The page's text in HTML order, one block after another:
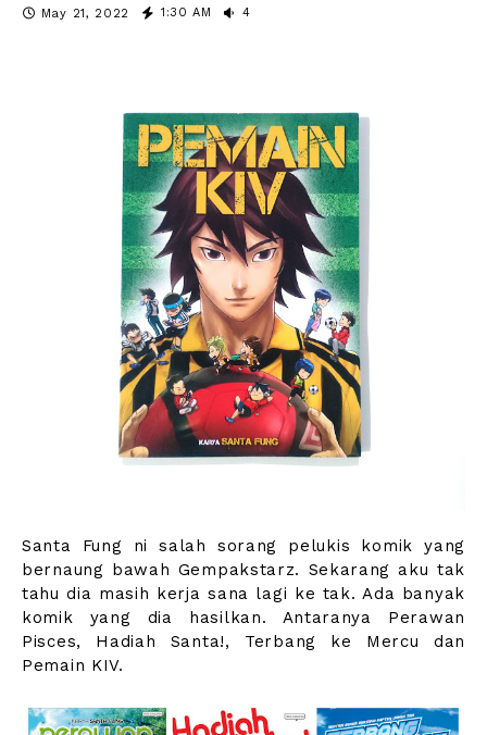
May 21, 2022 1:30 AM 4
Santa Fung ni salah sorang pelukis komik yang
bernaung bawah Gempakstarz. Sekarang aku tak
tahu dia masih kerja sana lagi ke tak. Ada banyak
komik yang dia hasilkan. Antaranya Perawan
Pisces, Hadiah Santa!, Terbang ke Mercu dan
Pemain KIV.